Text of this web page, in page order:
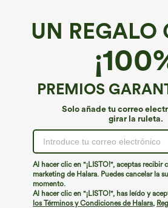
UN REGALO
PREMIOS
Solo añade tu correo
girar la ruleta.
Al hacer clic en "¡LISTO!", aceptas recibir
marketing de Halara. Puedes cancelar la
momento.
Al hacer clic en "¡LISTO!", has leído y
los Términos y Condiciones de Halara,
¡Ups!
No podemos encontrar la página
Seguir